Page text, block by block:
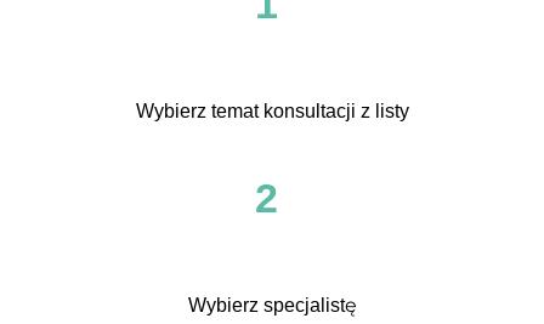
Wybierz temat konsultacji z listy
2
Wybierz specjalistę